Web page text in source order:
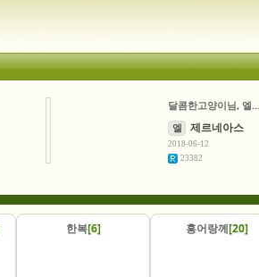
달콤한고양이님, 엘정령&졍찡님, 다뉴정령&앙히님
엘 제르네아스
2018-06-12
23382
한복[6] 홍어랑께[20]